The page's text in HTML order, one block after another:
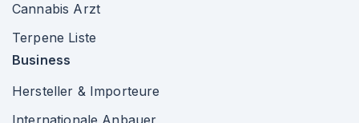
Cannabis Arzt
Terpene Liste
Business
Hersteller & Importeure
Internationale Anbauer